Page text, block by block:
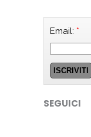
Email: *
SEGUICI